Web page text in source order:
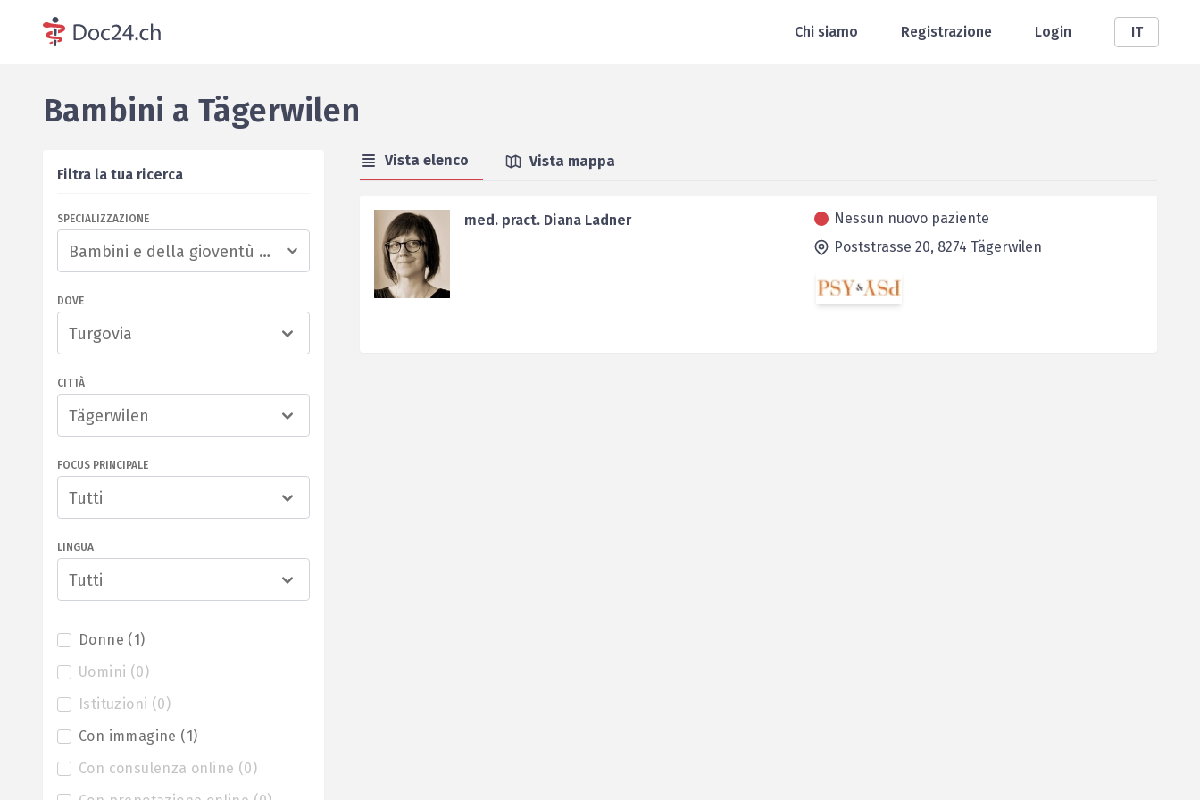
Chi siamo Registrazione Login IT
Bambini a Tägerwilen
Filtra la tua ricerca
SPECIALIZZAZIONE
DOVE
Turgovia
CITTÀ
Tägerwilen
FOCUS PRINCIPALE
Tutti
LINGUA
Tutti
Donne (1)
Uomini (0)
Istituzioni (0)
Con immagine (1)
Con consulenza online (0)
Vista elenco Vista mappa
med. pract. Diana Ladner
Nessun nuovo paziente
Poststrasse 20, 8274 Tägerwilen